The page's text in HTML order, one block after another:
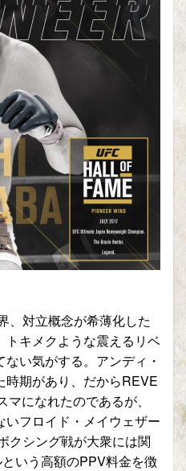
、対立概念が希薄化した
トキメクような震えるリベ
い気がする。アンディ・
時期があり、だからREVE
になれたのであるが、
フロイド・メイウェザー
クシング戦が大衆には関
いう高額のPPV料金を徴